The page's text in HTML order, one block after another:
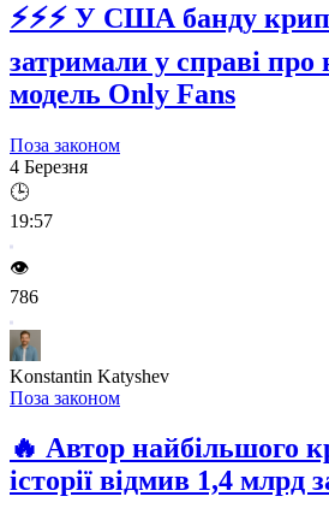
⚡⚡⚡ У США банду
затримали у справі про
модель Only Fans
Поза законом
4 Березня
🕒
19:57
👁️
786
Konstantin Katyshev
Поза законом
🔥 Автор найбільшого
історії відмив 1,4 млрд